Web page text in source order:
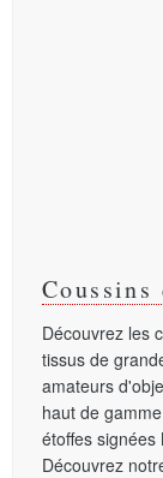
Découvrez les
tissus de
amateurs
haut de
étoffes signées
Découvrez